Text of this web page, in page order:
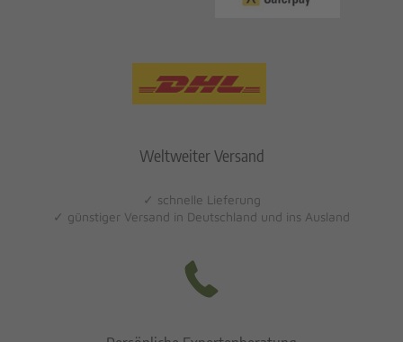
Weltweiter Versand
✓ schnelle Lieferung
✓ günstiger Versand in Deutschland und ins Ausland